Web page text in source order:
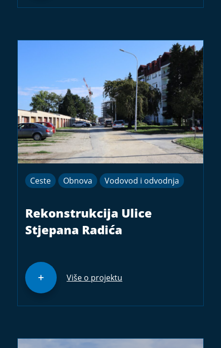
Ceste Obnova Vodovod i odvodnja
Rekonstrukcija Ulice
Stjepana Radića
Više o projektu